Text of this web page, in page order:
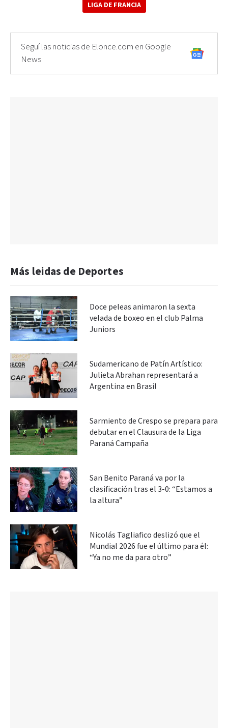
LIGA DE FRANCIA
Seguí las noticias de Elonce.com en Google
News
Más leidas de Deportes
Doce peleas animaron la sexta
velada de boxeo en el club Palma
Juniors
Sudamericano de Patín Artístico:
Julieta Abrahan representará a
Argentina en Brasil
Sarmiento de Crespo se prepara para
debutar en el Clausura de la Liga
Paraná Campaña
San Benito Paraná va por la
clasificación tras el 3-0: “Estamos a
la altura”
Nicolás Tagliafico deslizó que el
Mundial 2026 fue el último para él:
“Ya no me da para otro”